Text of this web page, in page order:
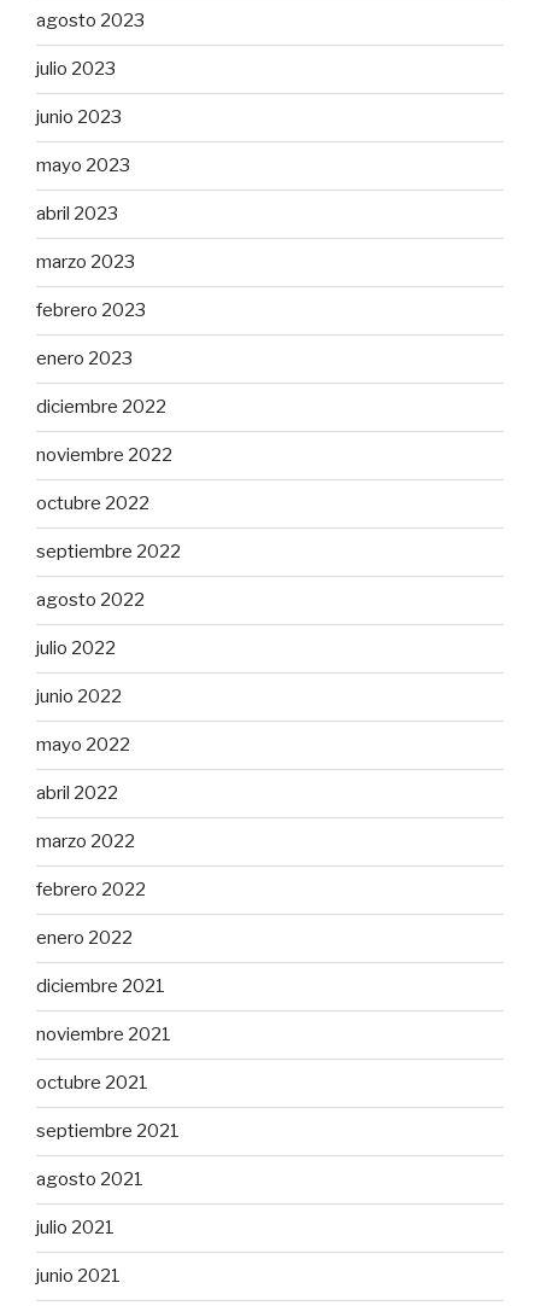
agosto 2023
julio 2023
junio 2023
mayo 2023
abril 2023
marzo 2023
febrero 2023
enero 2023
diciembre 2022
noviembre 2022
octubre 2022
septiembre 2022
agosto 2022
julio 2022
junio 2022
mayo 2022
abril 2022
marzo 2022
febrero 2022
enero 2022
diciembre 2021
noviembre 2021
octubre 2021
septiembre 2021
agosto 2021
julio 2021
junio 2021